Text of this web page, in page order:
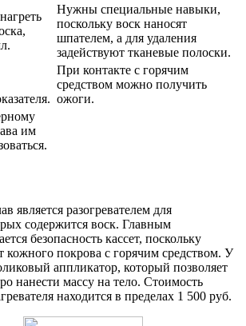
Нужны специальные навыки,
поскольку воск наносят
шпателем, а для удаления
задействуют тканевые полоски.
При контакте с горячим
средством можно получить
ожоги.
им
является разогревателем для
содержится воск. Главным
безопасность кассет, поскольку
кожного покрова с горячим средством. У
аппликатор, который позволяет
нанести массу на тело. Стоимость
находится в пределах 1 500 руб.